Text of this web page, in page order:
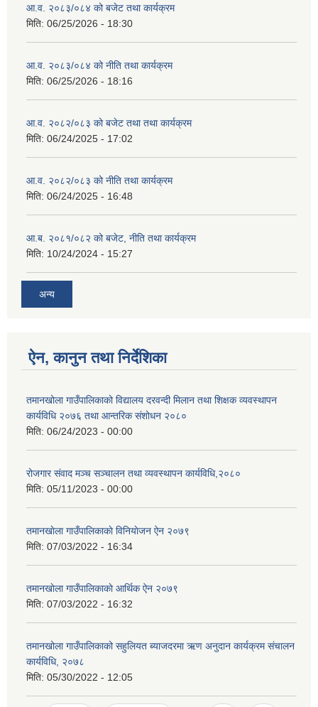
आ.व. २०८३/०८४ को बजेट तथा कार्यक्रम
मिति: 06/25/2026 - 18:30
आ.व. २०८३/०८४ को नीति तथा कार्यक्रम
मिति: 06/25/2026 - 18:16
आ.व. २०८२/०८३ को बजेट तथा तथा कार्यक्रम
मिति: 06/24/2025 - 17:02
आ.व. २०८२/०८३ को नीति तथा कार्यक्रम
मिति: 06/24/2025 - 16:48
आ.ब. २०८१/०८२ को बजेट, नीति तथा कार्यक्रम
मिति: 10/24/2024 - 15:27
अन्य
ऐन, कानुन तथा निर्देशिका
तमानखोला गाउँपालिकाको विद्यालय दरवन्दी मिलान तथा शिक्षक व्यवस्थापन
कार्यविधि २०७६ तथा आन्तरिक संशोधन २०८०
मिति: 06/24/2023 - 00:00
रोजगार संवाद मञ्च सञ्चालन तथा व्यवस्थापन कार्यविधि,२०८०
मिति: 05/11/2023 - 00:00
तमानखाेला गाउँपालिकाकाे विनियाेजन ऐन २०७९
मिति: 07/03/2022 - 16:34
तमानखाेला गाउँपालिकाकाे आर्थिक ऐन २०७९
मिति: 07/03/2022 - 16:32
तमानखोला गाउँपालिकाको सहुलियत ब्याजदरमा ऋण अनुदान कार्यक्रम संचालन
कार्यविधि, २०७८
मिति: 05/30/2022 - 12:05